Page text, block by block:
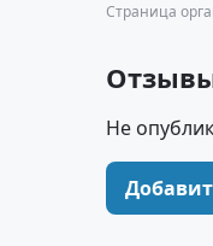
Страница
Не